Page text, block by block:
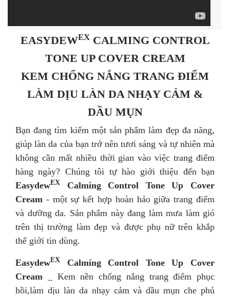
EASYDEWEXCALMING CONTROL
TONE UP COVER CREAM
KEM CHỐNG NẮNG TRANG ĐIỂM
LÀM DỊU LÀN DA NHẠY CẢM &
DẦU MỤN
Bạn đang tìm kiếm một sản phẩm làm đẹp đa năng,
giúp làn da của bạn trở nên tươi sáng và tự nhiên mà
không cần mất nhiều thời gian vào việc trang điểm
hàng ngày? Chúng tôi tự hào giới thiệu đến bạn
EasydewEX
Calming Control Tone Up Cover
Cream - một sự kết hợp hoàn hảo giữa trang điểm
và dưỡng da. Sản phẩm này đang làm mưa làm gió
trên thị trường làm đẹp và được phụ nữ trên khắp
thế giới tin dùng.
EasydewEX
Calming Control Tone Up Cover
Cream _ Kem nền chống nắng trang điểm phục
hồi,làm dịu làn da nhạy cảm và dầu mụn che phủ